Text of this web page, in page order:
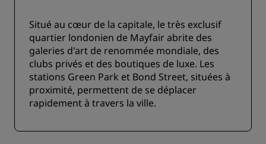
Situé au cœur de la capitale, le très exclusif
quartier londonien de Mayfair abrite des
galeries d'art de renommée mondiale, des
clubs privés et des boutiques de luxe. Les
stations Green Park et Bond Street, situées à
proximité, permettent de se déplacer
rapidement à travers la ville.